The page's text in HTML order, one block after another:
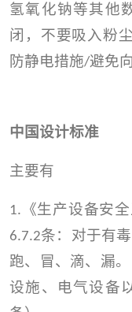
氢氧化钠等其他
闭，不要吸入粉尘
防静电措施/避免
中国设计标准
主要有
1. 《生产设备安
6.7.2条：对于有
跑、冒、滴、漏
设施、电气设备